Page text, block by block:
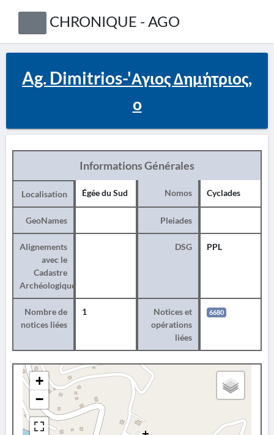
CHRONIQUE - AGO
Ag. Dimitrios-'Αγιος Δημήτριος,
ο
Informations Générales
Localisation Égée du Sud Nomos Cyclades
GeoNames Pleiades
Alignements
avec le
Cadastre
Archéologique
DSG PPL
Nombre de
notices liées
1
Notices et
opérations
liées
6680
+
−